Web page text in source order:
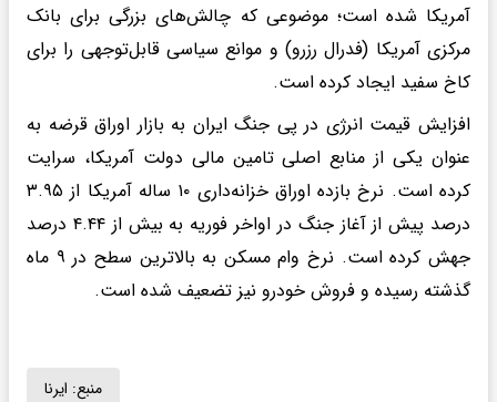
آمریکا شده است؛ موضوعی که چالش‌های بزرگی برای بانک
مرکزی آمریکا (فدرال رزرو) و موانع سیاسی قابل‌توجهی را برای
کاخ سفید ایجاد کرده است.
افزایش قیمت انرژی در پی جنگ ایران به بازار اوراق قرضه به
عنوان یکی از منابع اصلی تامین مالی دولت آمریکا، سرایت
کرده است. نرخ بازده اوراق خزانه‌داری ۱۰ ساله آمریکا از ۳.۹۵
درصد پیش از آغاز جنگ در اواخر فوریه به بیش از ۴.۴۴ درصد
جهش کرده است. نرخ وام مسکن به بالاترین سطح در ۹ ماه
گذشته رسیده و فروش خودرو نیز تضعیف شده است.
منبع: ایرنا